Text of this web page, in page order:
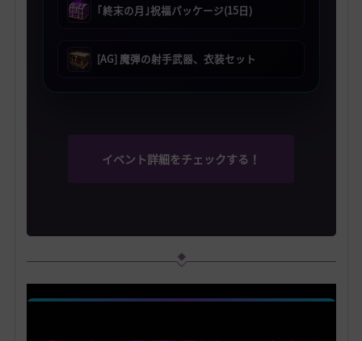
｢終末の月｣祝福パッケージ(15日)
[AG] 魔弾の射手武器、衣装セット
イベント詳細をチェックする！